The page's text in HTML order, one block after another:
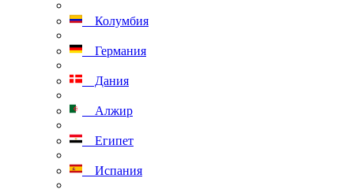
Колумбия
Германия
Дания
Алжир
Египет
Испания